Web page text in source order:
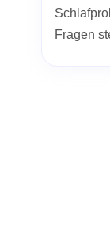
Fragen